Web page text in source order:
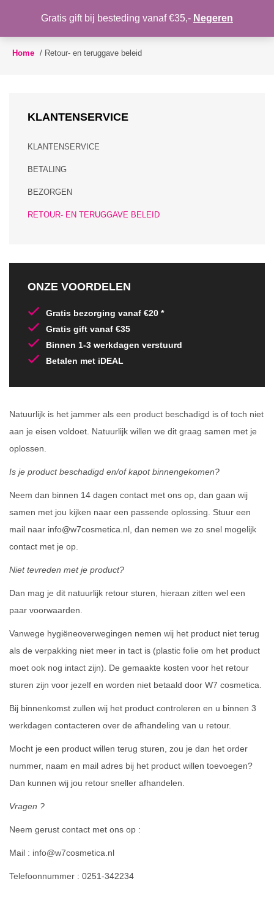
Toggle
WENSLIJST
Home / Retour- en teruggave beleid
KLANTENSERVICE
KLANTENSERVICE
BETALING
BEZORGEN
RETOUR- EN TERUGGAVE BELEID
ONZE VOORDELEN
Gratis bezorging vanaf €20 *
Gratis gift vanaf €35
Binnen 1-3 werkdagen verstuurd
Betalen met iDEAL
Natuurlijk is het jammer als een product beschadigd is of toch niet
aan je eisen voldoet. Natuurlijk willen we dit graag samen met je
oplossen.
Is je product beschadigd en/of kapot binnengekomen?
Neem dan binnen 14 dagen contact met ons op, dan gaan wij
samen met jou kijken naar een passende oplossing. Stuur een
mail naar info@w7cosmetica.nl, dan nemen we zo snel mogelijk
contact met je op.
Niet tevreden met je product?
Dan mag je dit natuurlijk retour sturen, hieraan zitten wel een
paar voorwaarden.
Vanwege hygiëneoverwegingen nemen wij het product niet terug
als de verpakking niet meer in tact is (plastic folie om het product
moet ook nog intact zijn). De gemaakte kosten voor het retour
sturen zijn voor jezelf en worden niet betaald door W7 cosmetica.
Bij binnenkomst zullen wij het product controleren en u binnen 3
werkdagen contacteren over de afhandeling van u retour.
Mocht je een product willen terug sturen, zou je dan het order
nummer, naam en mail adres bij het product willen toevoegen?
Dan kunnen wij jou retour sneller afhandelen.
Vragen ?
Neem gerust contact met ons op :
Mail : info@w7cosmetica.nl
Telefoonnummer : 0251-342234
Gratis gift bij besteding vanaf €35,- Negeren